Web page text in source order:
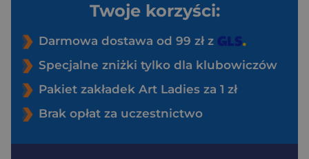
Twoje korzyści:
Darmowa dostawa od 99 zł z
Specjalne zniżki tylko dla klubowiczów
Pakiet zakładek Art Ladies za 1 zł
Brak opłat za uczestnictwo